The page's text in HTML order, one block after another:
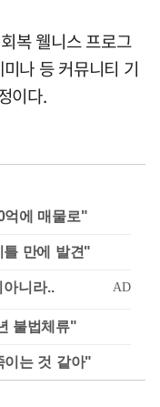
복 웰니스 프로그
나 등 커뮤니티 기
이다.
억에 매물로"
틀 만에 발견"
불법체류"
이는 것 같아"